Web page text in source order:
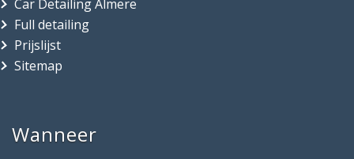
Car Detailing Almere
Full detailing
Prijslijst
Sitemap
Wanneer